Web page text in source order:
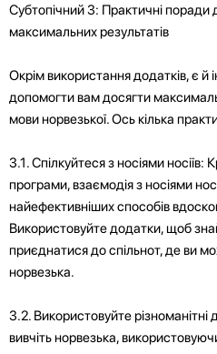
Субтопічний 3: Практичні поради
максимальних результатів
Окрім використання додатків, є й
допомогти вам досягти
мови норвезької. Ось кілька
3.1. Спілкуйтеся з носіями
програми, взаємодія з носіями
найефективніших способів
Використовуйте додатки, щоб
приєднатися до спільнот, де ви
норвезька.
3.2. Використовуйте різноманітні
вивчіть норвезька,